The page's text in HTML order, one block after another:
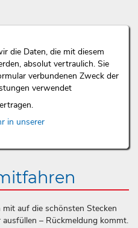
die Daten, die mit diesem
absolut vertraulich. Sie
verbundenen Zweck der
verwendet
in unserer
auf die schönsten Stecken
– Rückmeldung kommt.